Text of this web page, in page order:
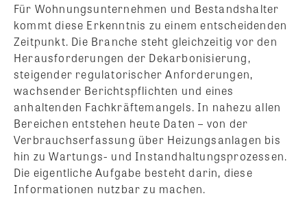
Für Wohnungsunternehmen und Bestandshalter
kommt diese Erkenntnis zu einem entscheidenden
Zeitpunkt. Die Branche steht gleichzeitig vor den
Herausforderungen der Dekarbonisierung,
steigender regulatorischer Anforderungen,
wachsender Berichtspflichten und eines
anhaltenden Fachkräftemangels. In nahezu allen
Bereichen entstehen heute Daten – von der
Verbrauchserfassung über Heizungsanlagen bis
hin zu Wartungs- und Instandhaltungsprozessen.
Die eigentliche Aufgabe besteht darin, diese
Informationen nutzbar zu machen.